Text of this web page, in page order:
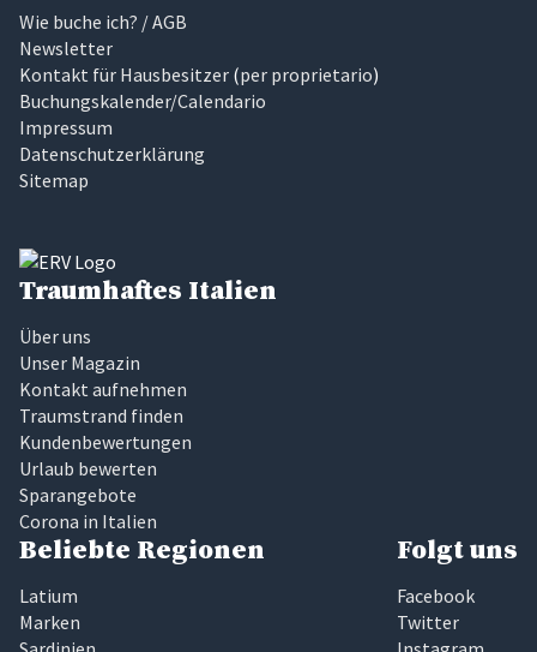
Wie buche ich? / AGB
Newsletter
Kontakt für Hausbesitzer (per proprietario)
Buchungskalender/Calendario
Impressum
Datenschutzerklärung
Sitemap
Traumhaftes Italien
Über uns
Unser Magazin
Kontakt aufnehmen
Traumstrand finden
Kundenbewertungen
Urlaub bewerten
Sparangebote
Corona in Italien
Beliebte Regionen
Latium
Marken
Folgt uns
Facebook
Twitter